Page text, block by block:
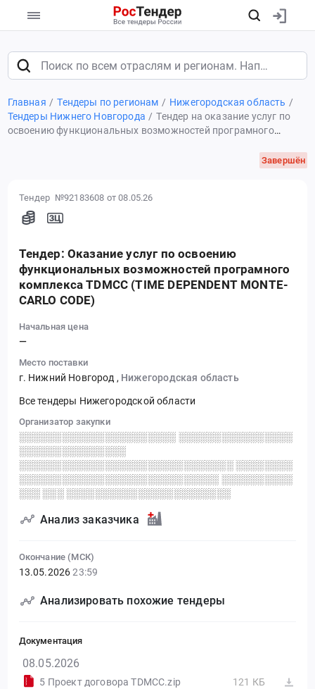
Главная Тендеры по регионам
Нижегородская область
Тендеры Нижнего Новгорода
Тендер на оказание услуг по
освоению функциональных возможностей програмного
Завершён
Тендер №92183608 от 08.05.26
Тендер: Оказание услуг по освоению
функциональных возможностей програмного
комплекса TDMCC (TIME DEPENDENT MONTE-
CARLO CODE)
Начальная цена
—
Место поставки
г. Нижний Новгород , Нижегородская область
Все тендеры Нижегородской области
Организатор закупки
░░░░░░░░░░░░░░░░░░░░░░ ░░░░░░░░░░░░░░░░
░░░░░░░░░░░░░░░
░░░░░░░░░░░░░░░░░░░░░░░░░░░░░░ ░░░░░░░░
░░░░░░░░░░░░░░░░░░░░░░░░░░░░ ░░░░░░░░░░
░░░ ░░░ ░░░░░░░░░░░░░░░░░░░░░░░
Анализ заказчика
Окончание (МСК)
13.05.2026 23:59
Анализировать похожие тендеры
Документация
08.05.2026
5 Проект договора TDMCC.zip
121 КБ